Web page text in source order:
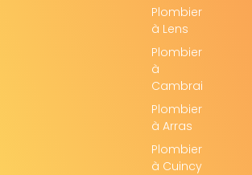
Plombier
à Lens
Plombier
à
Cambrai
Plombier
à Arras
Plombier
à Cuincy